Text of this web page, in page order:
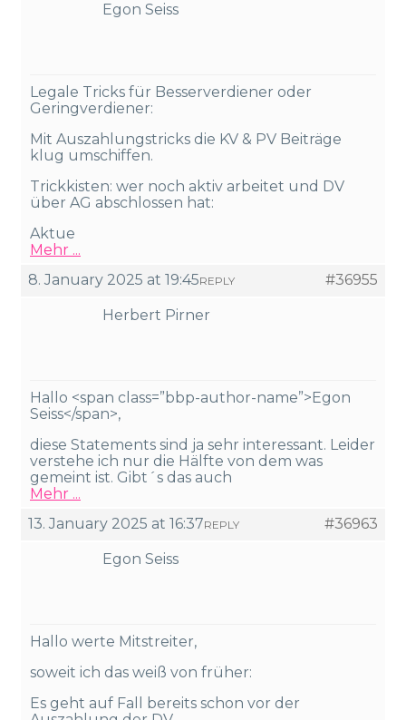
Egon Seiss
Legale Tricks für Besserverdiener oder
Geringverdiener:
Mit Auszahlungstricks die KV & PV Beiträge
klug umschiffen.
Trickkisten: wer noch aktiv arbeitet und DV
über AG abschlossen hat:
Aktue
Mehr ...
8. January 2025 at 19:45
#36955
REPLY
Herbert Pirner
Hallo <span class=”bbp-author-name”>Egon
Seiss</span>,
diese Statements sind ja sehr interessant. Leider
verstehe ich nur die Hälfte von dem was
gemeint ist. Gibt´s das auch
Mehr ...
13. January 2025 at 16:37
#36963
REPLY
Egon Seiss
Hallo werte Mitstreiter,
soweit ich das weiß von früher:
Es geht auf Fall bereits schon vor der